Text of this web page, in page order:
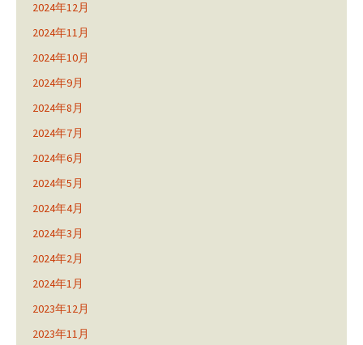
2024年12月
2024年11月
2024年10月
2024年9月
2024年8月
2024年7月
2024年6月
2024年5月
2024年4月
2024年3月
2024年2月
2024年1月
2023年12月
2023年11月